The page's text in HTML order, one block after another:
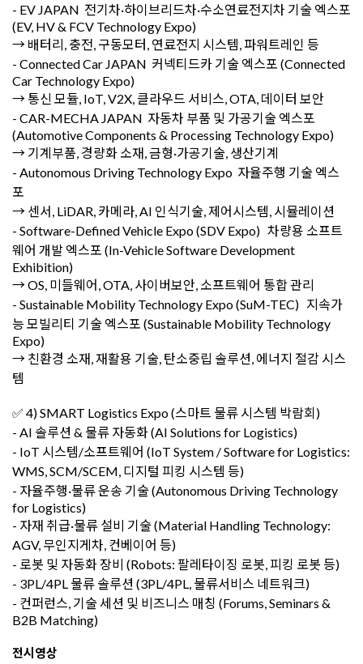
- EV JAPAN 전기차·하이브리드차·수소연료전지차 기술 엑스포
(EV, HV & FCV Technology Expo)
→ 배터리, 충전, 구동모터, 연료전지 시스템, 파워트레인 등
- Connected Car JAPAN 커넥티드카 기술 엑스포 (Connected
Car Technology Expo)
→ 통신 모듈, IoT, V2X, 클라우드 서비스, OTA, 데이터 보안
- CAR-MECHA JAPAN 자동차 부품 및 가공기술 엑스포
(Automotive Components & Processing Technology Expo)
→ 기계부품, 경량화 소재, 금형·가공기술, 생산기계
- Autonomous Driving Technology Expo 자율주행 기술 엑스
포
→ 센서, LiDAR, 카메라, AI 인식기술, 제어시스템, 시뮬레이션
- Software-Defined Vehicle Expo (SDV Expo) 차량용 소프트
웨어 개발 엑스포 (In-Vehicle Software Development
Exhibition)
→ OS, 미들웨어, OTA, 사이버보안, 소프트웨어 통합 관리
- Sustainable Mobility Technology Expo (SuM-TEC) 지속가
능 모빌리티 기술 엑스포 (Sustainable Mobility Technology
Expo)
→ 친환경 소재, 재활용 기술, 탄소중립 솔루션, 에너지 절감 시스
템
✅ 4) SMART Logistics Expo (스마트 물류 시스템 박람회)
- AI 솔루션 & 물류 자동화 (AI Solutions for Logistics)
- IoT 시스템/소프트웨어 (IoT System / Software for Logistics:
WMS, SCM/SCEM, 디지털 피킹 시스템 등)
- 자율주행·물류 운송 기술 (Autonomous Driving Technology
for Logistics)
- 자재 취급·물류 설비 기술 (Material Handling Technology:
AGV, 무인지게차, 컨베이어 등)
- 로봇 및 자동화 장비 (Robots: 팔레타이징 로봇, 피킹 로봇 등)
- 3PL/4PL 물류 솔루션 (3PL/4PL, 물류서비스 네트워크)
- 컨퍼런스, 기술 세션 및 비즈니스 매칭 (Forums, Seminars &
B2B Matching)
전시영상